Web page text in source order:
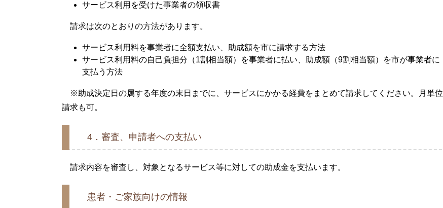
サービス利用を受けた事業者の領収書
請求は次のとおりの方法があります。
サービス利用料を事業者に全額支払い、助成額を市に請求する方法
サービス利用料の自己負担分（1割相当額）を事業者に払い、助成額（9割相当額）を市が事業者に
支払う方法
※助成決定日の属する年度の末日までに、サービスにかかる経費をまとめて請求してください。月単位
請求も可。
4．審査、申請者への支払い
請求内容を審査し、対象となるサービス等に対しての助成金を支払います。
患者・ご家族向けの情報